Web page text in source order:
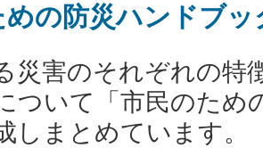
めの防災ハンドブッ
災害のそれぞれの特
ついて「市民のため
しまとめています。